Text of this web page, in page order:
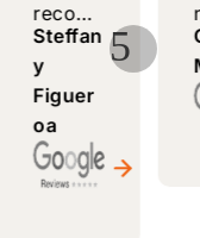
recom
endabl
es
para
inmigr
antes.
Confia
Steffan
y
Figuer
oa
5